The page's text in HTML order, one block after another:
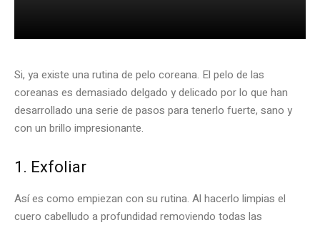
Si, ya existe una rutina de pelo coreana. El pelo de las
coreanas es demasiado delgado y delicado por lo que han
desarrollado una serie de pasos para tenerlo fuerte, sano y
con un brillo impresionante.
1. Exfoliar
Así es como empiezan con su rutina. Al hacerlo limpias el
cuero cabelludo a profundidad removiendo todas las